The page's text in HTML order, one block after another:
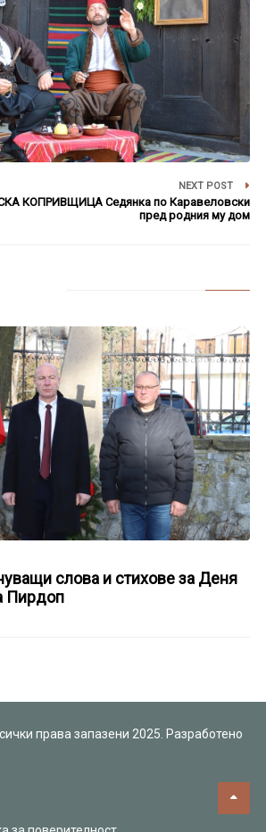
NEXT POST
КОПРИВЩИЦА Седянка по Каравеловски
пред родния му дом
слова и стихове за Деня
Пирдоп
права запазени 2025. Разработено